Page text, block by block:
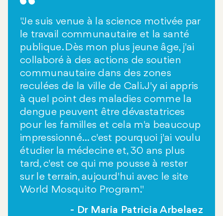
"Je suis venue à la science motivée par
le travail communautaire et la santé
publique. Dès mon plus jeune âge, j'ai
collaboré à des actions de soutien
communautaire dans des zones
reculées de la ville de Cali. J'y ai appris
à quel point des maladies comme la
dengue peuvent être dévastatrices
pour les familles et cela m'a beaucoup
impressionné... c'est pourquoi j'ai voulu
étudier la médecine et, 30 ans plus
tard, c'est ce qui me pousse à rester
sur le terrain, aujourd'hui avec le site
World Mosquito Program."
Dr Maria Patricia Arbelaez